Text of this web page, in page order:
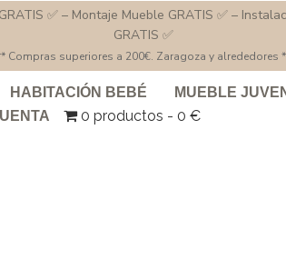
✅ – Montaje Mueble GRATIS ✅ –
GRATIS ✅
Compras superiores a 200€. Zaragoza y alrededores
HABITACIÓN BEBÉ MUEBLE
0 productos 0 €